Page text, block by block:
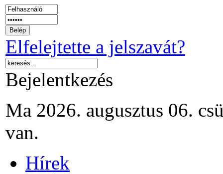
Elfelejtette a jelszavát?
Bejelentkezés
Ma 2026. augusztus 06.
van.
Hírek